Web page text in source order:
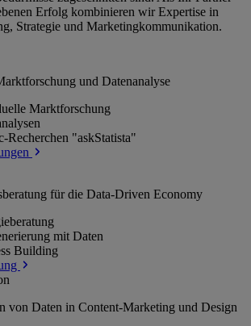
Erfolg kombinieren wir Expertise in
Strategie und Marketingkommunikation.
und Datenanalyse
Marktforschung
Recherchen "askStatista"
für die Data-Driven Economy
mit Daten
Building
von Daten in Content-Marketing und Design